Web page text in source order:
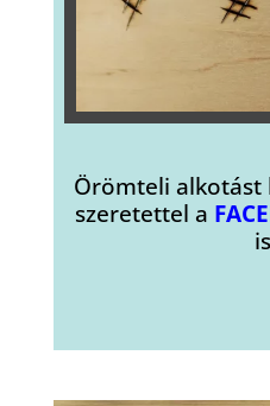
Örömteli alkotást
szeretettel a